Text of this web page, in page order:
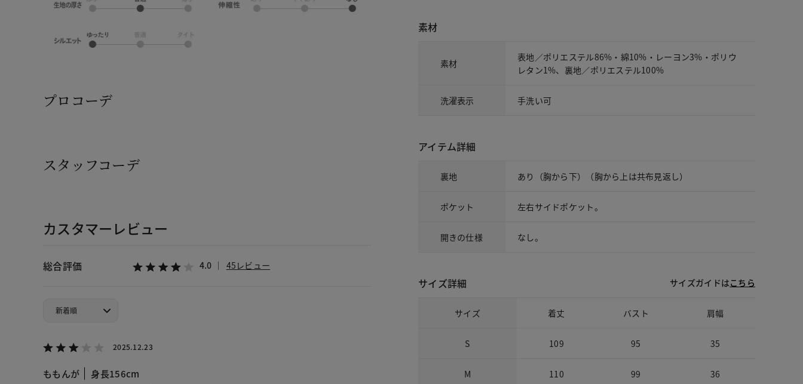
プロコーデ
スタッフコーデ
カスタマーレビュー
総合評価 4.0 45レビュー
2025.12.23
ももんが 身長156cm
素材
素材
表地／ポリエステル86%・綿10%・レーヨン3%・ポリウ
レタン1%、裏地／ポリエステル100%
洗濯表示 手洗い可
アイテム詳細
裏地 あり（胸から下）（胸から上は共布見返し）
ポケット 左右サイドポケット。
開きの仕様 なし。
サイズ詳細 サイズガイドはこちら
サイズ 着丈 バスト 肩幅
S 109 95 35
M 110 99 36